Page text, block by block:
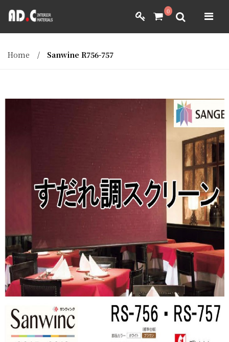
0
FILM DÁN NỘI THẤT VẢI BỌC NỘI THẤT
DÀNH CHO ĐẠI LÝ
YÊU CẦU BÁO GIÁ
ADC INTERIOR
GIẤY DÁN TƯỜNG NHẬT BẢN
MÀNH RÈM NHẬT BẢN
VẢI BỌC NỘI THẤT
Home / Sanwine R756-757